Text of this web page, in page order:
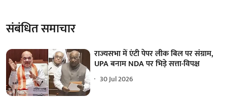
संबंधित समाचार
राज्यसभा में एंटी पेपर लीक बिल पर संग्राम,
UPA बनाम NDA पर भिड़े सत्ता-विपक्ष
30 Jul 2026